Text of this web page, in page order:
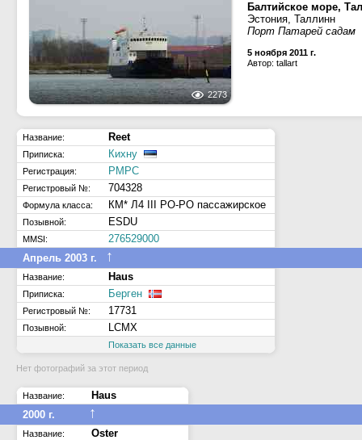
2273
Балтийское море,
Эстония, Таллинн
Порт Патарей садам
5 ноября 2011 г.
Автор: tallart
Название: Reet
Приписка: Кихну
Регистрация: РМРС
Регистровый №: 704328
Формула класса: КМ* Л4 III РО-РО пассажирское
Позывной: ESDU
MMSI:
276529000
Апрель 2003 г.
↑
Название: Haus
Приписка: Берген
Регистровый №: 17731
Позывной: LCMX
Показать все данные
Нет фотографий за этот период
Название:
Haus
2000 г.
↑
Название: Oster